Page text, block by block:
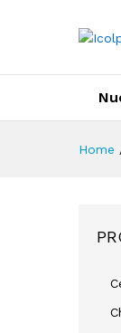
Home